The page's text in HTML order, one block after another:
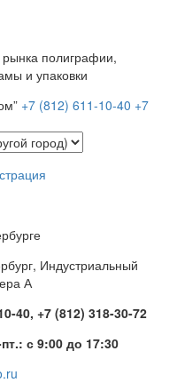
полиграфии,
и упаковки
+7 (812) 611-10-40 +7
Индустриальный
А
40, +7 (812) 318-30-72
с 9:00 до 17:30